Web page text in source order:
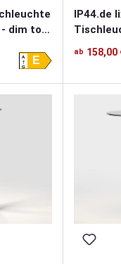
dim to
E
A
G
Bewertung von 5 von
IP44.de
Charging
ab 158,00